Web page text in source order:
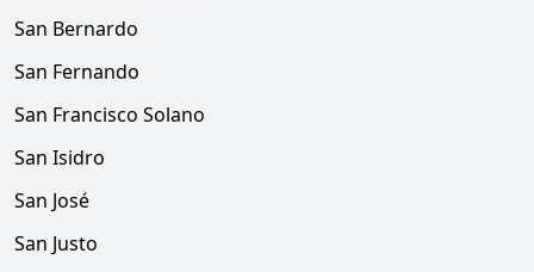
San Bernardo
San Fernando
San Francisco Solano
San Isidro
San José
San Justo